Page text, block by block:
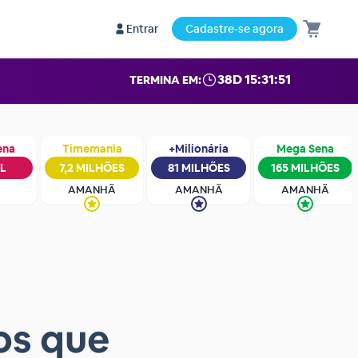
Entrar Cadastre-se agora
TERMINA EM: 38D 15:31:50
Timemania
7,2 MILHÕES
AMANHÃ
+Milionária
81 MILHÕES
AMANHÃ
Mega Sena
165 MILHÕES
AMANHÃ
que